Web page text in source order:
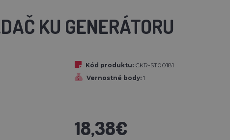
KU GENERÁTORU
Kód produktu: CKR-ST00181
Vernostné body: 1
18,38€